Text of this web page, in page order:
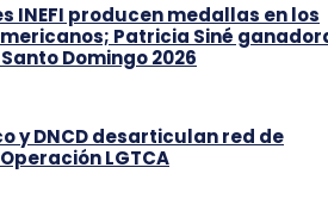
INEFI producen medallas en los
Patricia Siné
Domingo 2026
y DNCD desarticulan red de
LGTCA